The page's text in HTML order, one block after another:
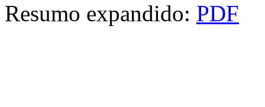
Resumo expandido: PDF